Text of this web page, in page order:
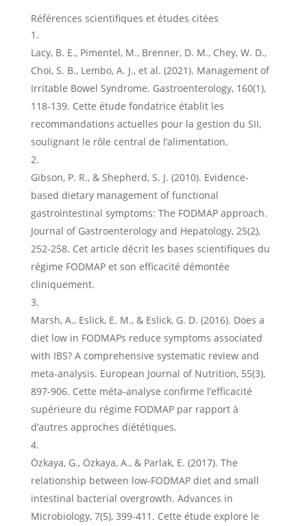
Références scientifiques et études citées
Lacy, B. E., Pimentel, M., Brenner, D. M., Chey, W. D.,
Choi, S. B., Lembo, A. J., et al. (2021). Management of
Irritable Bowel Syndrome. Gastroenterology, 160(1),
118-139. Cette étude fondatrice établit les
recommandations actuelles pour la gestion du SII,
soulignant le rôle central de l’alimentation.
Gibson, P. R., & Shepherd, S. J. (2010). Evidence-
based dietary management of functional
gastrointestinal symptoms: The FODMAP approach.
Journal of Gastroenterology and Hepatology, 25(2),
252-258. Cet article décrit les bases scientifiques du
régime FODMAP et son efficacité démontée
cliniquement.
Marsh, A., Eslick, E. M., & Eslick, G. D. (2016). Does a
diet low in FODMAPs reduce symptoms associated
with IBS? A comprehensive systematic review and
meta-analysis. European Journal of Nutrition, 55(3),
897-906. Cette méta-analyse confirme l’efficacité
supérieure du régime FODMAP par rapport à
d’autres approches diététiques.
Özkaya, G., Özkaya, A., & Parlak, E. (2017). The
relationship between low-FODMAP diet and small
intestinal bacterial overgrowth. Advances in
Microbiology, 7(5), 399-411. Cette étude explore le